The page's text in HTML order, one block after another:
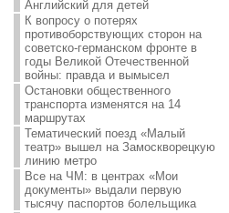
Английский для детей
К вопросу о потерях
противоборствующих сторон на
советско-германском фронте в
годы Великой Отечественной
войны: правда и вымысел
Остановки общественного
транспорта изменятся на 14
маршрутах
Тематический поезд «Малый
театр» вышел на Замоскворецкую
линию метро
Все на ЧМ: в центрах «Мои
документы» выдали первую
тысячу паспортов болельщика